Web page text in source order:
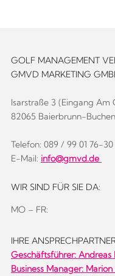
GOLF MANAGEMENT
GMVD MARKETING
Isarstraße 3 (Eingang Am
82065 Baierbrunn-
Telefon: 089 / 99 01 76-30
E-Mail: info@gmvd.de
WIR SIND FÜR SIE DA:
MO – FR:
IHRE
Geschäftsführer: Andreas
Business Manager: